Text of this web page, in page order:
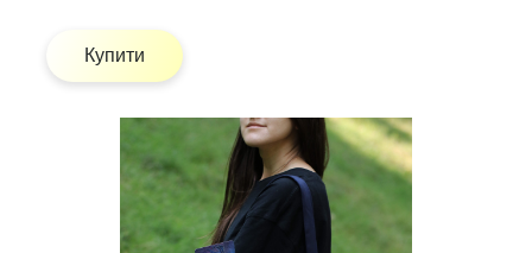
Купити